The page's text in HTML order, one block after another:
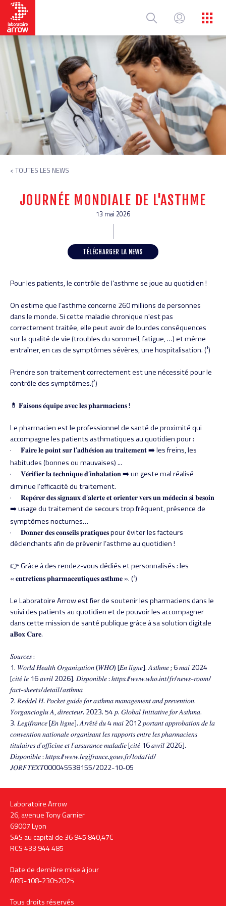
Aller
contenu
principal
< TOUTES LES NEWS
JOURNÉE MONDIALE DE L'ASTHME
13 mai 2026
TÉLÉCHARGER LA NEWS
Pour les patients, le contrôle de l’asthme se joue au quotidien !
On estime que l’asthme concerne 260 millions de personnes
dans le monde. Si cette maladie chronique n'est pas
correctement traitée, elle peut avoir de lourdes conséquences
sur la qualité de vie (troubles du sommeil, fatigue, …) et même
entraîner, en cas de symptômes sévères, une hospitalisation. (¹)
Prendre son traitement correctement est une nécessité pour le
contrôle des symptômes.(²)
💊 𝐅𝐚𝐢𝐬𝐨𝐧𝐬 𝐞́𝐪𝐮𝐢𝐩𝐞 𝐚𝐯𝐞𝐜 𝐥𝐞𝐬 𝐩𝐡𝐚𝐫𝐦𝐚𝐜𝐢𝐞𝐧𝐬 !
Le pharmacien est le professionnel de santé de proximité qui
accompagne les patients asthmatiques au quotidien pour :
· 𝐅𝐚𝐢𝐫𝐞 𝐥𝐞 𝐩𝐨𝐢𝐧𝐭 𝐬𝐮𝐫 𝐥’𝐚𝐝𝐡𝐞́𝐬𝐢𝐨𝐧 𝐚𝐮 𝐭𝐫𝐚𝐢𝐭𝐞𝐦𝐞𝐧𝐭 ➡️ les freins, les
habitudes (bonnes ou mauvaises) ...
· 𝐕𝐞́𝐫𝐢𝐟𝐢𝐞𝐫 𝐥𝐚 𝐭𝐞𝐜𝐡𝐧𝐢𝐪𝐮𝐞 𝐝’𝐢𝐧𝐡𝐚𝐥𝐚𝐭𝐢𝐨𝐧 ➡️ un geste mal réalisé
diminue l’efficacité du traitement.
· 𝐑𝐞𝐩𝐞́𝐫𝐞𝐫 𝐝𝐞𝐬 𝐬𝐢𝐠𝐧𝐚𝐮𝐱 𝐝’𝐚𝐥𝐞𝐫𝐭𝐞 𝐞𝐭 𝐨𝐫𝐢𝐞𝐧𝐭𝐞𝐫 𝐯𝐞𝐫𝐬 𝐮𝐧 𝐦𝐞́𝐝𝐞𝐜𝐢𝐧 𝐬𝐢 𝐛𝐞𝐬𝐨𝐢𝐧
➡️ usage du traitement de secours trop fréquent, présence de
symptômes nocturnes…
· 𝐃𝐨𝐧𝐧𝐞𝐫 𝐝𝐞𝐬 𝐜𝐨𝐧𝐬𝐞𝐢𝐥𝐬 𝐩𝐫𝐚𝐭𝐢𝐪𝐮𝐞𝐬 pour éviter les facteurs
déclenchants afin de prévenir l’asthme au quotidien !
👉 Grâce à des rendez-vous dédiés et personnalisés : les
« 𝐞𝐧𝐭𝐫𝐞𝐭𝐢𝐞𝐧𝐬 𝐩𝐡𝐚𝐫𝐦𝐚𝐜𝐞𝐮𝐭𝐢𝐪𝐮𝐞𝐬 𝐚𝐬𝐭𝐡𝐦𝐞 ». (³)
Le Laboratoire Arrow est fier de soutenir les pharmaciens dans le
suivi des patients au quotidien et de pouvoir les accompagner
dans cette mission de santé publique grâce à sa solution digitale
𝐚𝐁𝐨𝐱 𝐂𝐚𝐫𝐞.
𝑆𝑜𝑢𝑟𝑐𝑒𝑠 :
1. 𝑊𝑜𝑟𝑙𝑑 𝐻𝑒𝑎𝑙𝑡ℎ 𝑂𝑟𝑔𝑎𝑛𝑖𝑧𝑎𝑡𝑖𝑜𝑛 (𝑊𝐻𝑂) [𝐸𝑛 𝑙𝑖𝑔𝑛𝑒]. 𝐴𝑠𝑡ℎ𝑚𝑒 ; 6 𝑚𝑎𝑖 2024
[𝑐𝑖𝑡𝑒́ 𝑙𝑒 16 𝑎𝑣𝑟𝑖𝑙 2026]. 𝐷𝑖𝑠𝑝𝑜𝑛𝑖𝑏𝑙𝑒 : ℎ𝑡𝑡𝑝𝑠://𝑤𝑤𝑤.𝑤ℎ𝑜.𝑖𝑛𝑡/𝑓𝑟/𝑛𝑒𝑤𝑠-𝑟𝑜𝑜𝑚/
𝑓𝑎𝑐𝑡-𝑠ℎ𝑒𝑒𝑡𝑠/𝑑𝑒𝑡𝑎𝑖𝑙/𝑎𝑠𝑡ℎ𝑚𝑎
2. 𝑅𝑒𝑑𝑑𝑒𝑙 𝐻. 𝑃𝑜𝑐𝑘𝑒𝑡 𝑔𝑢𝑖𝑑𝑒 𝑓𝑜𝑟 𝑎𝑠𝑡ℎ𝑚𝑎 𝑚𝑎𝑛𝑎𝑔𝑒𝑚𝑒𝑛𝑡 𝑎𝑛𝑑 𝑝𝑟𝑒𝑣𝑒𝑛𝑡𝑖𝑜𝑛.
𝑌𝑜𝑟𝑔𝑎𝑛𝑐𝑖𝑜𝑔𝑙𝑢 𝐴, 𝑑𝑖𝑟𝑒𝑐𝑡𝑒𝑢𝑟. 2023. 54 𝑝. 𝐺𝑙𝑜𝑏𝑎𝑙 𝐼𝑛𝑖𝑡𝑖𝑎𝑡𝑖𝑣𝑒 𝑓𝑜𝑟 𝐴𝑠𝑡ℎ𝑚𝑎.
3. 𝐿𝑒𝑔𝑖𝑓𝑟𝑎𝑛𝑐𝑒 [𝐸𝑛 𝑙𝑖𝑔𝑛𝑒]. 𝐴𝑟𝑟𝑒̂𝑡𝑒́ 𝑑𝑢 4 𝑚𝑎𝑖 2012 𝑝𝑜𝑟𝑡𝑎𝑛𝑡 𝑎𝑝𝑝𝑟𝑜𝑏𝑎𝑡𝑖𝑜𝑛 𝑑𝑒 𝑙𝑎
𝑐𝑜𝑛𝑣𝑒𝑛𝑡𝑖𝑜𝑛 𝑛𝑎𝑡𝑖𝑜𝑛𝑎𝑙𝑒 𝑜𝑟𝑔𝑎𝑛𝑖𝑠𝑎𝑛𝑡 𝑙𝑒𝑠 𝑟𝑎𝑝𝑝𝑜𝑟𝑡𝑠 𝑒𝑛𝑡𝑟𝑒 𝑙𝑒𝑠 𝑝ℎ𝑎𝑟𝑚𝑎𝑐𝑖𝑒𝑛𝑠
𝑡𝑖𝑡𝑢𝑙𝑎𝑖𝑟𝑒𝑠 𝑑’𝑜𝑓𝑓𝑖𝑐𝑖𝑛𝑒 𝑒𝑡 𝑙’𝑎𝑠𝑠𝑢𝑟𝑎𝑛𝑐𝑒 𝑚𝑎𝑙𝑎𝑑𝑖𝑒 [𝑐𝑖𝑡𝑒́ 16 𝑎𝑣𝑟𝑖𝑙 2026].
𝐷𝑖𝑠𝑝𝑜𝑛𝑖𝑏𝑙𝑒 : ℎ𝑡𝑡𝑝𝑠://𝑤𝑤𝑤.𝑙𝑒𝑔𝑖𝑓𝑟𝑎𝑛𝑐𝑒.𝑔𝑜𝑢𝑣.𝑓𝑟/𝑙𝑜𝑑𝑎/𝑖𝑑/
𝐽𝑂𝑅𝐹𝑇𝐸𝑋𝑇000045538155/2022-10-05
Laboratoire Arrow
26, avenue Tony Garnier
69007 Lyon
SAS au capital de 36 945 840,47€
RCS 433 944 485
Date de dernière mise à jour
ARR-108-23052025
Tous droits réservés